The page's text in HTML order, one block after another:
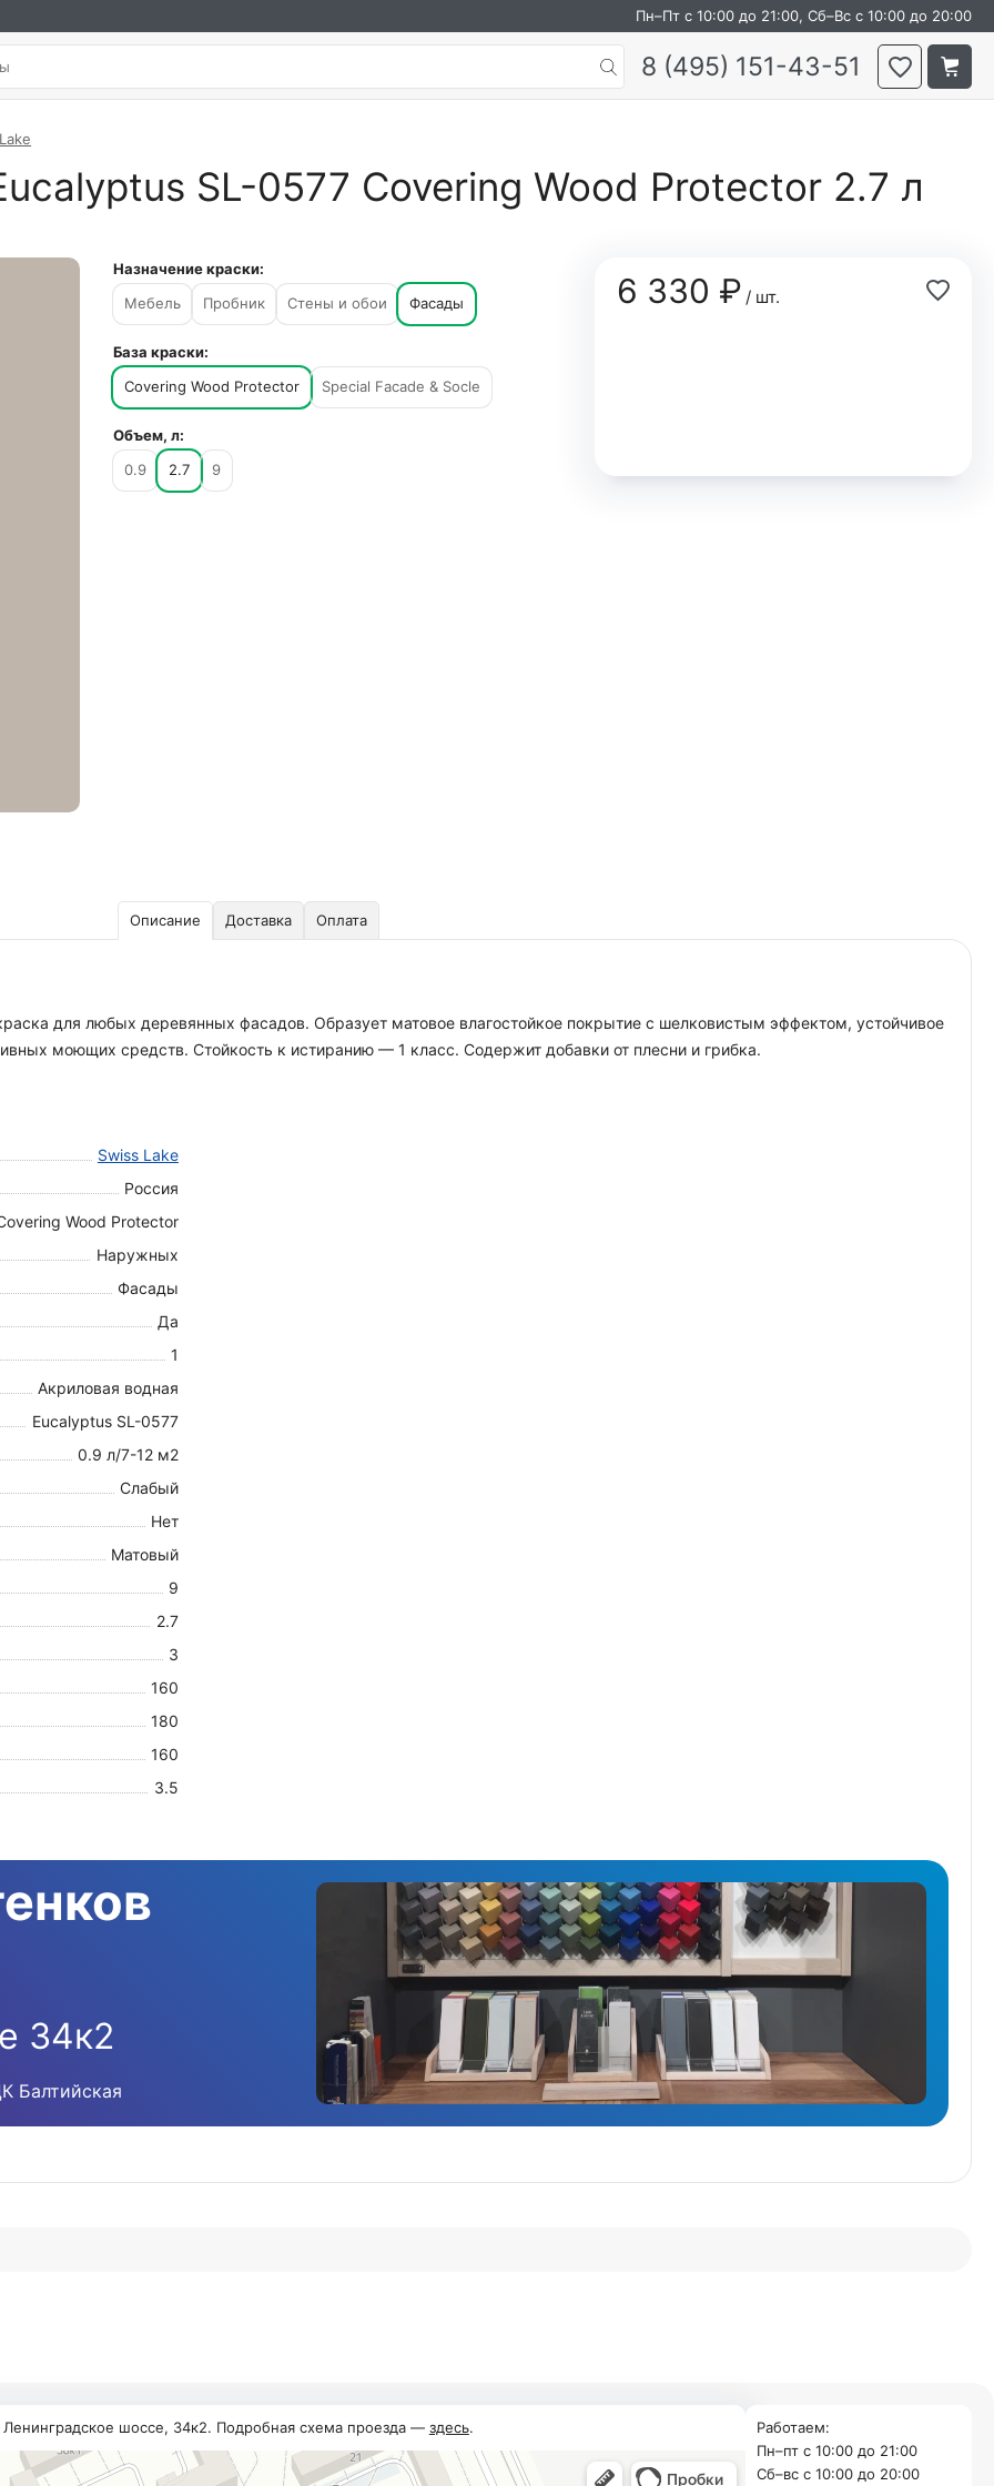
Пн–Пт с 10:00 до 21:00, Сб–Вс с 10:00 до 20:00
8 (495) 151-43-51
SL-0577 Covering Wood Protector 2.7 л
6 330 ₽/ шт.
Назначение краски:
Мебель
Пробник Стены и обои Фасады
База краски:
Covering Wood Protector
Special Facade & Socle
Объем, л:
0.9
2.7 9
Описание Доставка Оплата
для любых деревянных фасадов. Образует матовое влагостойкое покрытие с шелковистым эффектом, устойчивое
моющих средств. Стойкость к истиранию — 1 класс. Содержит добавки от плесни и грибка.
Swiss Lake
Россия
Wood Protector
Наружных
Фасады
Да
1
Акриловая водная
Eucalyptus SL-0577
0.9 л/7-12 м2
Слабый
Нет
Матовый
9
2.7
3
160
180
160
3.5
34к2
Балтийская
шоссе, 34к2. Подробная схема проезда — здесь.
Работаем:
Пн–пт с 10:00 до 21:00
Cб–вс с 10:00 до 20:00